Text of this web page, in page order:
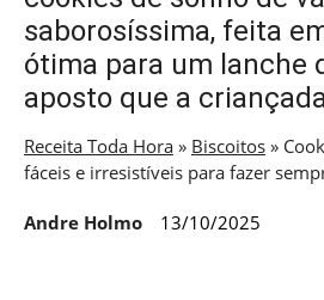
saborosíssima, feita
ótima para um lanche
aposto que a
Receita Toda Hora » Biscoitos »
fáceis e irresistíveis para fazer
Andre Holmo 13/10/2025